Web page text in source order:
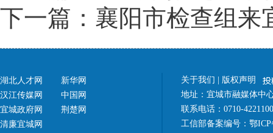
下一篇：襄阳市检查组来
湖北人才网
汉江传媒网
宜城政府网
清廉宜城网
新华网
中国网
荆楚网
关于我们
版权声明
地址：宜城市融媒体中
联系电话：0710-
工信部备案编号： 鄂ICP